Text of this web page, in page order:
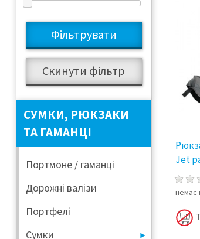
СУМКИ, РЮКЗАКИ
ТА ГАМАНЦІ
Портмоне / гаманці
Дорожні валізи
Портфелі
Сумки
Jet
немає